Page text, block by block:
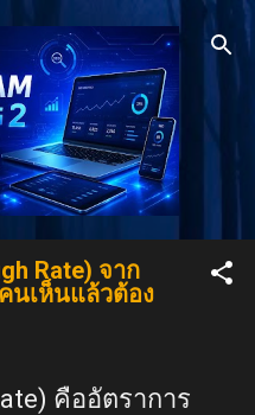
content
Rate) จาก
นเห็นแล้วต้อง
คืออัตราการ